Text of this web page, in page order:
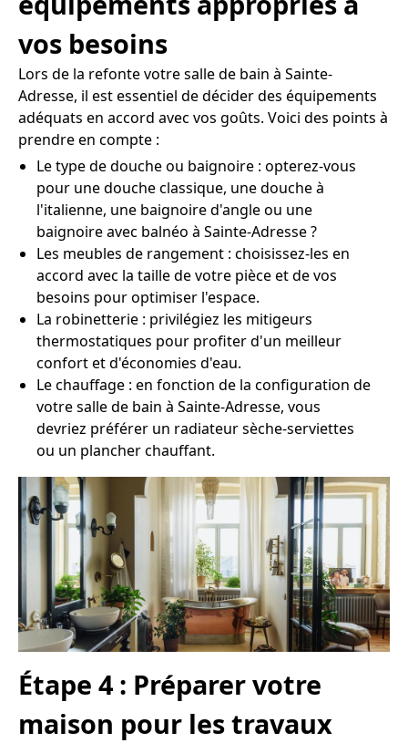
vos besoins
Lors de la refonte votre salle de bain à Sainte-
Adresse, il est essentiel de décider des équipements
adéquats en accord avec vos goûts. Voici des points à
prendre en compte :
Le type de douche ou baignoire : opterez-vous
pour une douche classique, une douche à
l'italienne, une baignoire d'angle ou une
baignoire avec balnéo à Sainte-Adresse ?
Les meubles de rangement : choisissez-les en
accord avec la taille de votre pièce et de vos
besoins pour optimiser l'espace.
La robinetterie : privilégiez les mitigeurs
thermostatiques pour profiter d'un meilleur
confort et d'économies d'eau.
Le chauffage : en fonction de la configuration de
votre salle de bain à Sainte-Adresse, vous
devriez préférer un radiateur sèche-serviettes
ou un plancher chauffant.
Étape 4 : Préparer votre
maison pour les travaux